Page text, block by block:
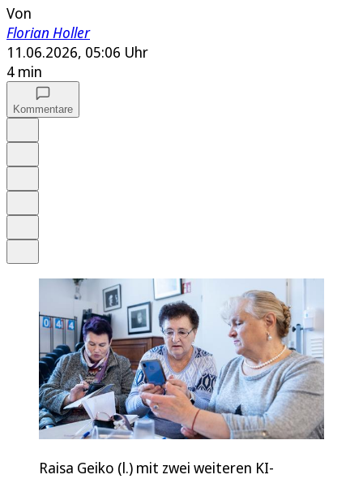
Von
Florian Holler
11.06.2026, 05:06 Uhr
4 min
Kommentare
Raisa Geiko (l.) mit zwei weiteren KI-